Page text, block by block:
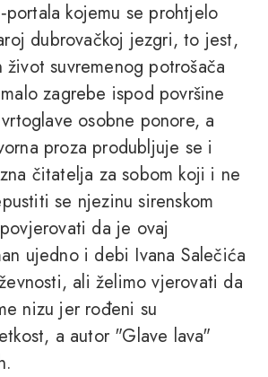
kojemu se prohtjelo
dubrovačkoj jezgri, to jest,
život suvremenog potrošača
zagrebe ispod površine
osobne ponore, a
proza produbljuje se i
čitatelja za sobom koji i ne
se njezinu sirenskom
da je ovaj
ujedno i debi Ivana Salečića
ali želimo vjerovati da
nizu jer rođeni su
a autor "Glave lava"